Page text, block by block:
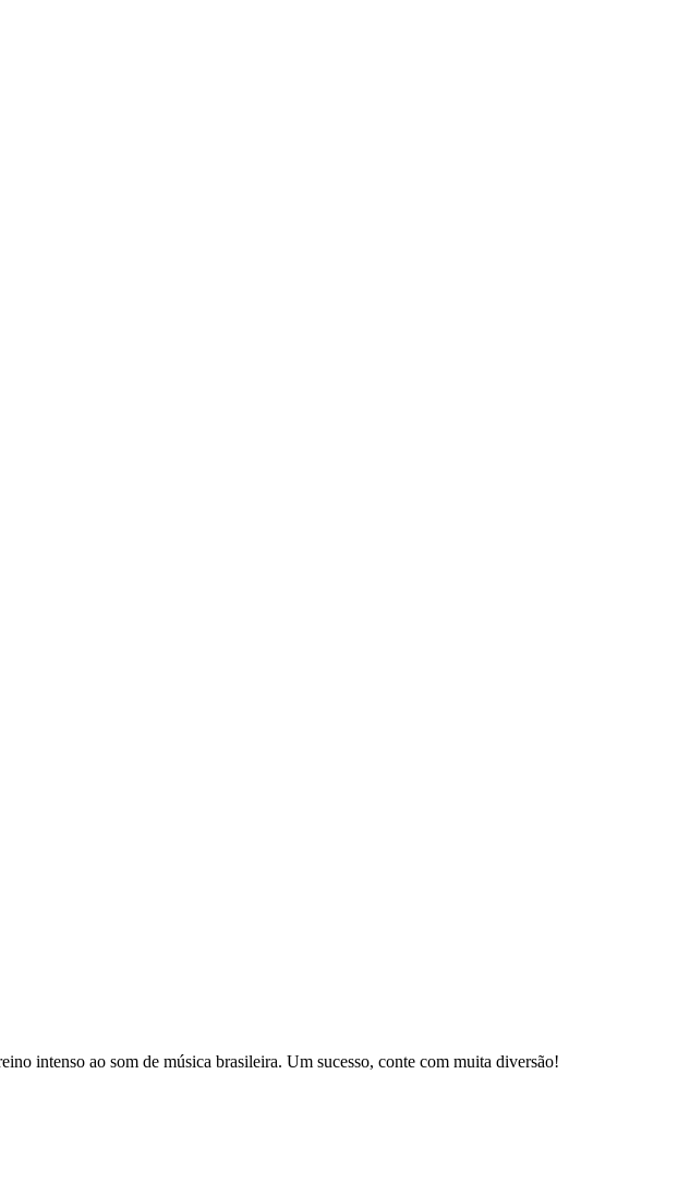
intenso ao som de música brasileira. Um sucesso, conte com muita diversão!